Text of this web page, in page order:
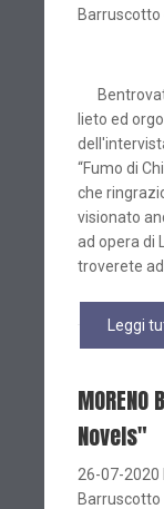
Barruscotto
lieto ed
“Fumo di
che
visionato
ad opera di
troverete ad...
Leggi
Novels"
26-07-2020
Barruscotto